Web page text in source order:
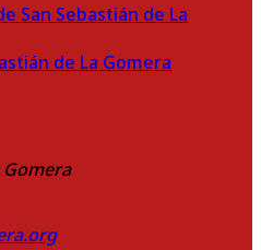
de La Gomera
Gomera